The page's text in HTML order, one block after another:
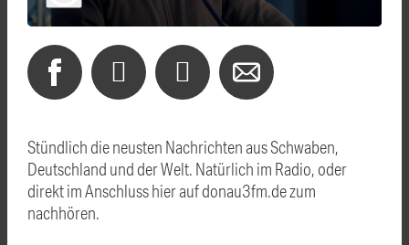
Stündlich die neusten Nachrichten aus Schwaben,
Deutschland und der Welt. Natürlich im Radio, oder
direkt im Anschluss hier auf donau3fm.de zum
nachhören.